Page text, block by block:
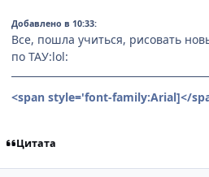
Добавлено в 10:33:
Все, пошла учиться, рисовать
по ТАУ:lol:
<span style='font-family:Arial]</
Цитата